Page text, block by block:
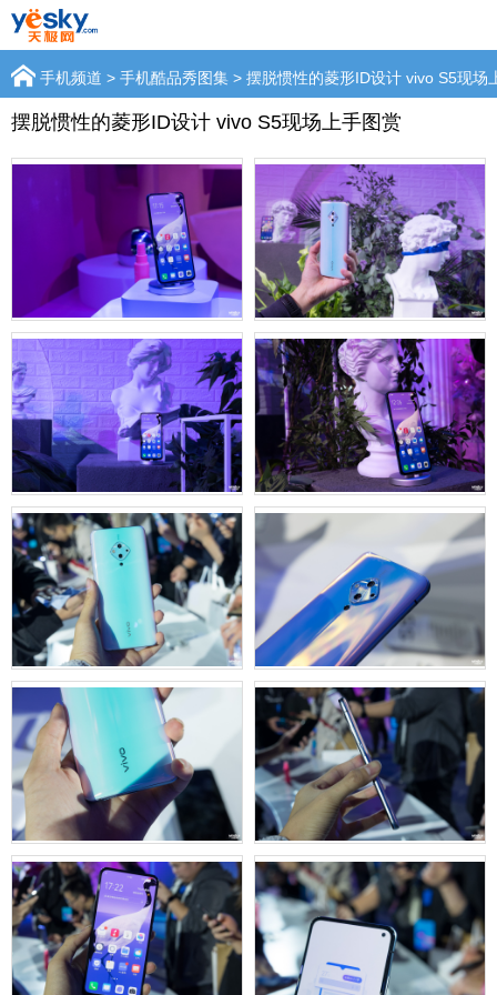
手机频道 > 手机酷品秀图集 > 摆脱惯性的菱形ID设计 vivo S5现场
摆脱惯性的菱形ID设计 vivo S5现场上手图赏